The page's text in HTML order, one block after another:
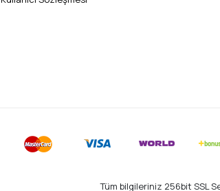
Tüm bilgileriniz 256bit SSL